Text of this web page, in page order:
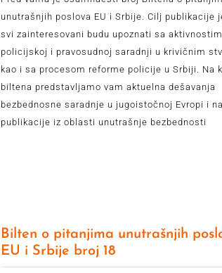
unutrašnjih poslova EU i Srbije. Cilj publikacije
svi zainteresovani budu upoznati sa
policijskoj i pravosudnoj saradnji u krivičnim
kao i sa procesom reforme policije u Srbiji. Na
biltena predstavljamo vam aktuelna dešavanja
bezbednosne saradnje u jugoistočnoj Evropi i
publikacije iz oblasti unutrašnje bezbednosti
Bilten o pitanjima unutrašnjih
EU i Srbije broj 18